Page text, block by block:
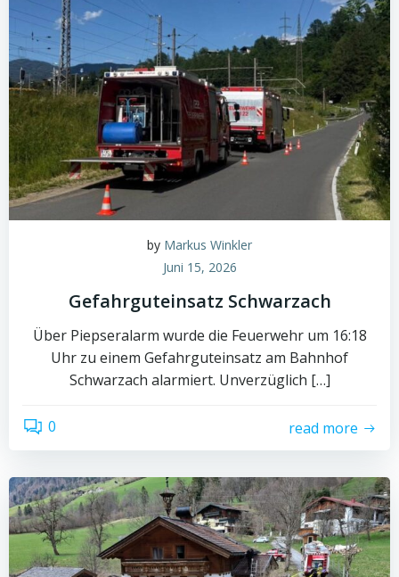
by Markus Winkler
Juni 15, 2026
Gefahrguteinsatz Schwarzach
Über Piepseralarm wurde die Feuerwehr um 16:18
Uhr zu einem Gefahrguteinsatz am Bahnhof
Schwarzach alarmiert. Unverzüglich […]
0 read more